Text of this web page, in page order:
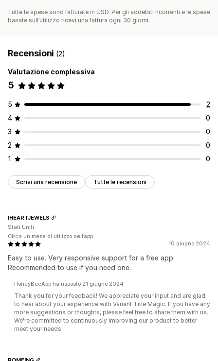
Tutte le spese sono fatturate in USD. Per gli addebiti ricorrenti e le spese
basate sull’utilizzo ricevi una fattura ogni 30 giorni.
Recensioni (2)
Valutazione complessiva
5
5
2
4
0
3
0
2
0
1
0
Scrivi una recensione Tutte le recensioni
10 giugno 2024
Easy to use. Very responsive support for a free app.
Recommended to use if you need one.
IHEARTJEWELS
Stati Uniti
Circa un mese di utilizzo dell’app
HoneyBeeApp ha risposto 21 giugno 2024
Thank you for your feedback! We appreciate your input and are glad
to hear about your experience with Variant Title Magic. If you have any
more suggestions or thoughts, please feel free to share them with us.
We're committed to continuously improving our product to better
meet your needs.